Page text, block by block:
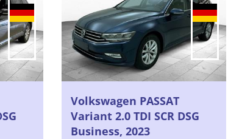
Volkswagen PASSAT
Variant 2.0 TDI SCR DSG
Business, 2023